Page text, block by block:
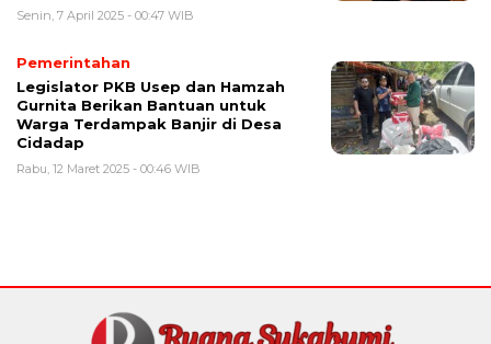
Senin, 7 April 2025 - 00:47 WIB
Pemerintahan
Legislator PKB Usep dan Hamzah
Gurnita Berikan Bantuan untuk
Warga Terdampak Banjir di Desa
Cidadap
Rabu, 12 Maret 2025 - 00:46 WIB